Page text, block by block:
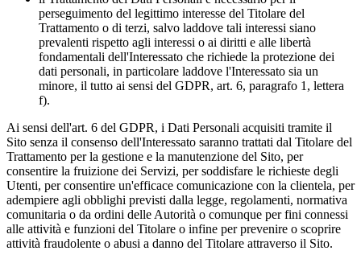
perseguimento del legittimo interesse del Titolare del
Trattamento o di terzi, salvo laddove tali interessi siano
prevalenti rispetto agli interessi o ai diritti e alle libertà
fondamentali dell'Interessato che richiede la protezione dei
dati personali, in particolare laddove l'Interessato sia un
minore, il tutto ai sensi del GDPR, art. 6, paragrafo 1, lettera
f).
Ai sensi dell'art. 6 del GDPR, i Dati Personali acquisiti tramite il
Sito senza il consenso dell'Interessato saranno trattati dal Titolare del
Trattamento per la gestione e la manutenzione del Sito, per
consentire la fruizione dei Servizi, per soddisfare le richieste degli
Utenti, per consentire un'efficace comunicazione con la clientela, per
adempiere agli obblighi previsti dalla legge, regolamenti, normativa
comunitaria o da ordini delle Autorità o comunque per fini connessi
alle attività e funzioni del Titolare o infine per prevenire o scoprire
attività fraudolente o abusi a danno del Titolare attraverso il Sito.